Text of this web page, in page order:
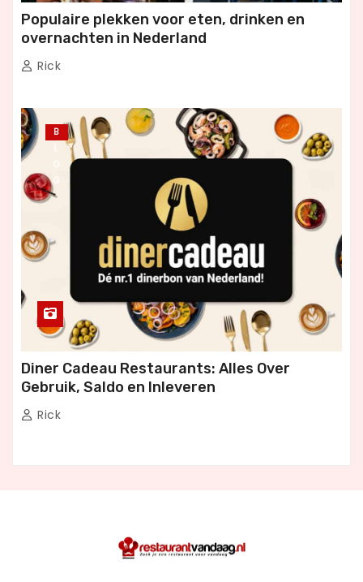
Populaire plekken voor eten, drinken en
overnachten in Nederland
Rick
B
L
O
G
Diner Cadeau Restaurants: Alles Over
Gebruik, Saldo en Inleveren
Rick